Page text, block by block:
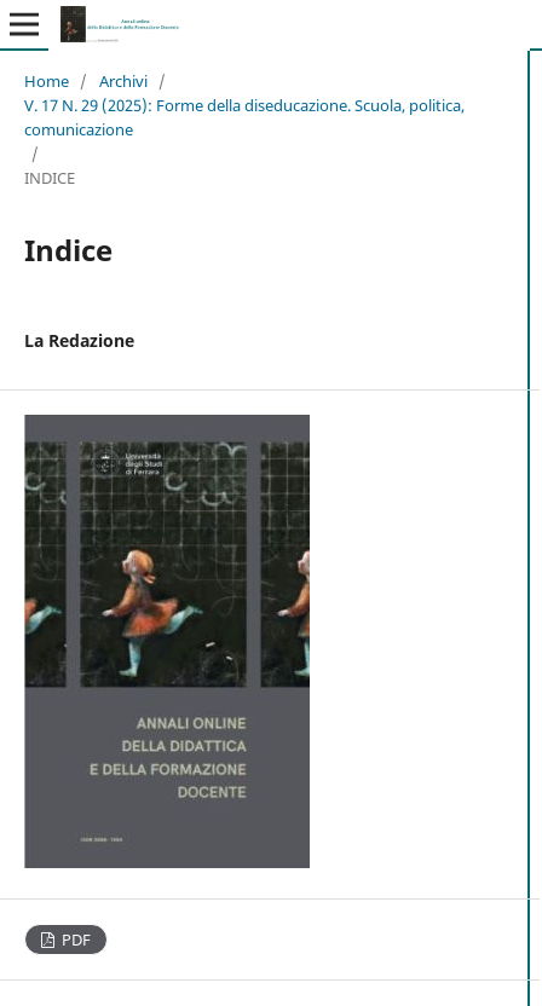
Home / Archivi /
V. 17 N. 29 (2025): Forme della diseducazione. Scuola, politica,
comunicazione
/
INDICE
Indice
La Redazione
PDF